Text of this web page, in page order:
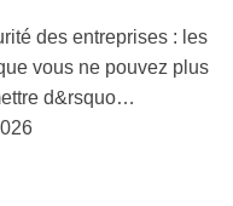
des entreprises : les
vous ne pouvez plus
d&rsquo…